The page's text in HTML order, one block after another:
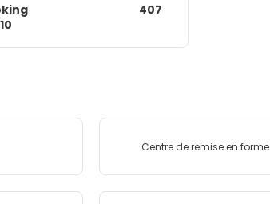
407
Centre de remise en forme